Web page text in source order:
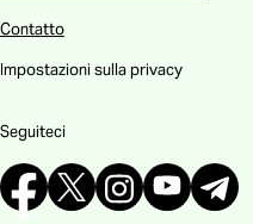
Seguiteci
Contatto
Impostazioni sulla privacy